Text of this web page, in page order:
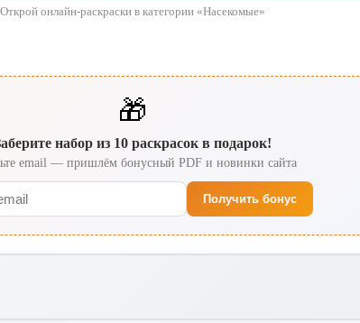
Открой онлайн-раскраски в категории «Насекомые»
🎁
набор из 10 раскрасок в подарок!
email — пришлём бонусный PDF и новинки сайта
Получить бонус